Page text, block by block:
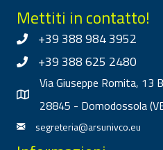
Mettiti in contatto!
+39 388 984 3952
+39 388 625 2480
Via Giuseppe Romita, 13
28845 - Domodossola
segreteria@arsunivco.eu